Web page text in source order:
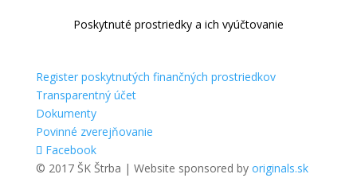
Poskytnuté prostriedky a ich vyúčtovanie
Register poskytnutých finančných prostriedkov
Transparentný účet
Dokumenty
Povinné zverejňovanie
Facebook
© 2017 ŠK Štrba | Website sponsored by originals.sk